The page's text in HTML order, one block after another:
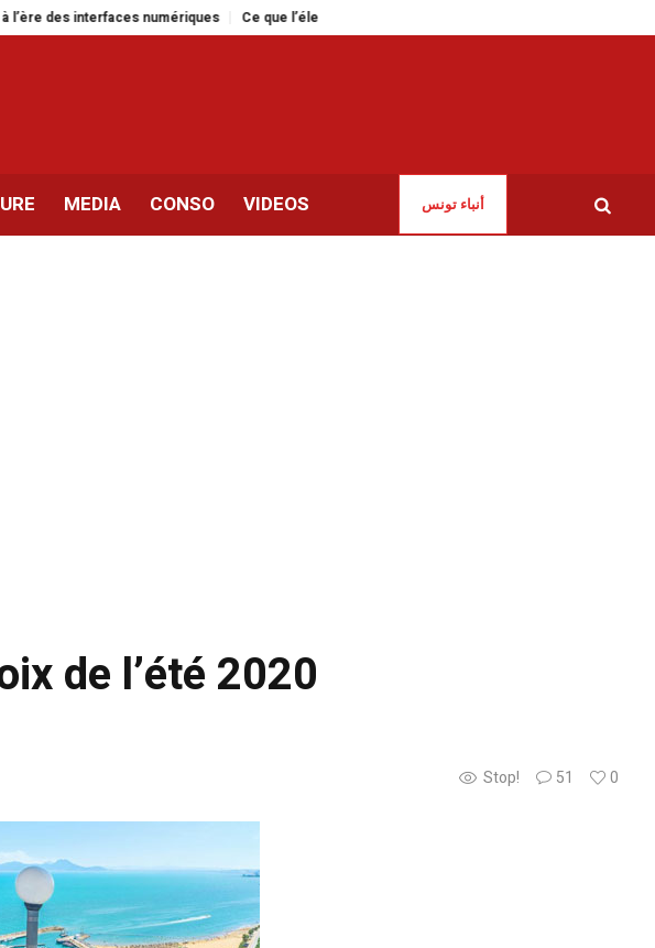
interfaces numériques Ce que l’élection d’un musulman maire de New York dit de nous autres
MEDIA CONSO VIDEOS أنباء تونس
de l’été 2020
Stop! 51 0